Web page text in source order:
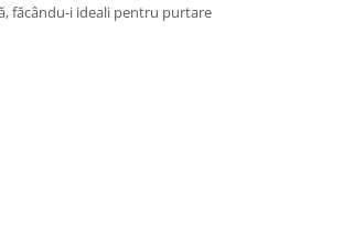
făcându-i ideali pentru purtare